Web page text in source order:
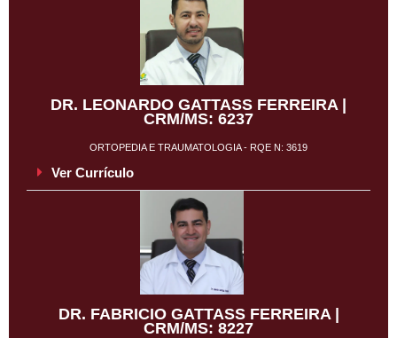
DR. LEONARDO GATTASS FERREIRA |
CRM/MS: 6237
ORTOPEDIA E TRAUMATOLOGIA - RQE N: 3619
Ver Currículo
DR. FABRICIO GATTASS FERREIRA |
CRM/MS: 8227